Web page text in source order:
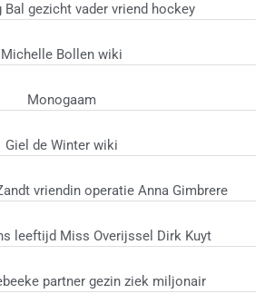
gezicht vader vriend hockey
Michelle Bollen wiki
Monogaam
Giel de Winter wiki
vriendin operatie Anna Gimbrere
leeftijd Miss Overijssel Dirk Kuyt
partner gezin ziek miljonair